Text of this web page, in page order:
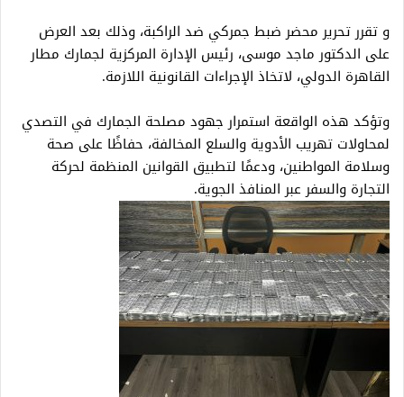
و تقرر تحرير محضر ضبط جمركي ضد الراكبة، وذلك بعد العرض
على الدكتور ماجد موسى، رئيس الإدارة المركزية لجمارك مطار
القاهرة الدولي، لاتخاذ الإجراءات القانونية اللازمة.
وتؤكد هذه الواقعة استمرار جهود مصلحة الجمارك في التصدي
لمحاولات تهريب الأدوية والسلع المخالفة، حفاظًا على صحة
وسلامة المواطنين، ودعمًا لتطبيق القوانين المنظمة لحركة
التجارة والسفر عبر المنافذ الجوية.